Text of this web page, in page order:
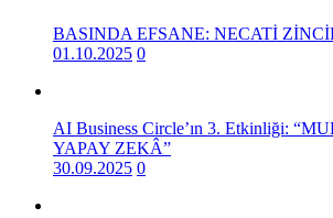
BASINDA EFSANE: NECATİ
01.10.2025 0
AI Business Circle’ın 3. Etkinliği:
YAPAY ZEKÂ”
30.09.2025 0